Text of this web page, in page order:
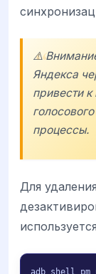
⚠️
Яндекса
привести к
процессы.
Для
adb shell pm